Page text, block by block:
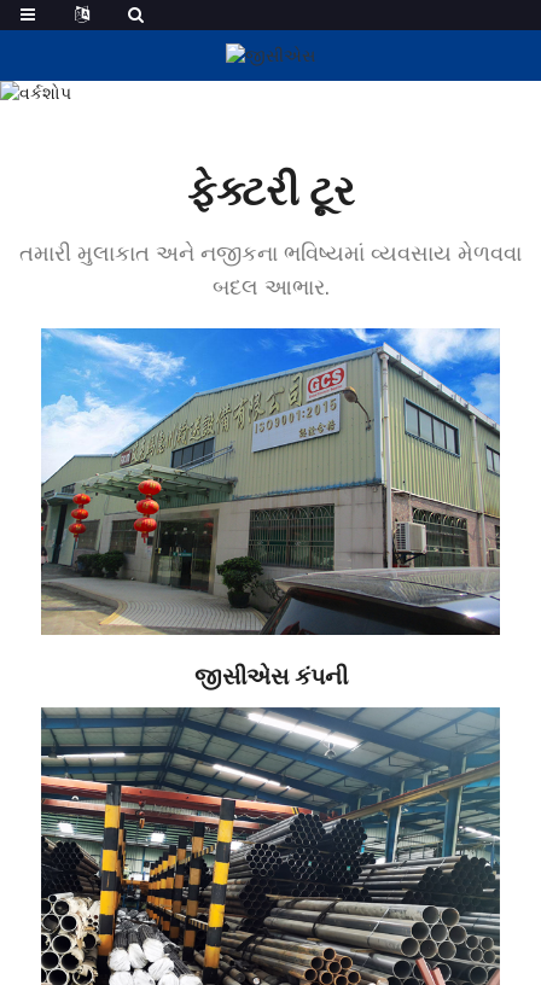
ફેક્ટરી ટૂર
ફેક્ટરી ટૂર
તમારી મુલાકાત અને નજીકના ભવિષ્યમાં વ્યવસાય મેળવવા
બદલ આભાર.
જીસીએસ કંપની